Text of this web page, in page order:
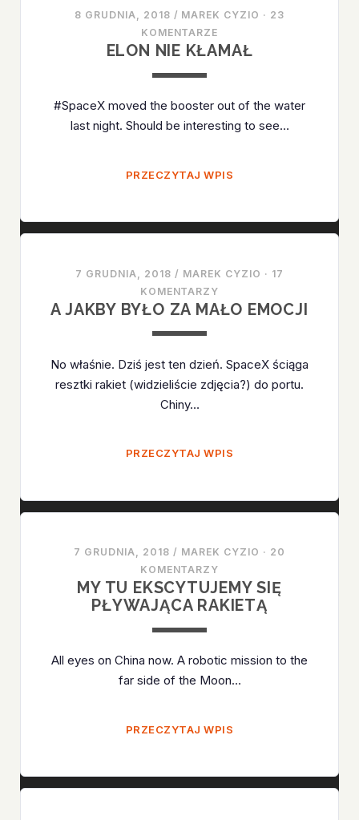
LISTY
8 GRUDNIA, 2018 / MAREK CYZIO · 23
KOMENTARZE
ELON NIE KŁAMAŁ
#SpaceX moved the booster out of the water
last night. Should be interesting to see…
PRZECZYTAJ WPIS
7 GRUDNIA, 2018 / MAREK CYZIO · 17
KOMENTARZY
A JAKBY BYŁO ZA MAŁO EMOCJI
No właśnie. Dziś jest ten dzień. SpaceX ściąga
resztki rakiet (widzieliście zdjęcia?) do portu.
Chiny…
PRZECZYTAJ WPIS
ZA
EMOCJI
7 GRUDNIA, 2018 / MAREK CYZIO · 20
KOMENTARZY
MY TU EKSCYTUJEMY SIĘ
PŁYWAJĄCA RAKIETĄ
All eyes on China now. A robotic mission to the
far side of the Moon…
PRZECZYTAJ WPIS
SIĘ